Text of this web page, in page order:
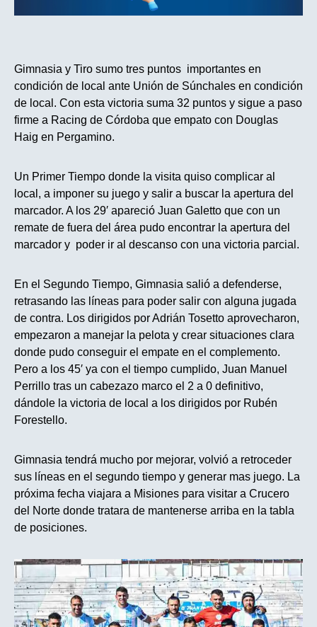
Gimnasia y Tiro sumo tres puntos importantes en
condición de local ante Unión de Súnchales en condición
de local. Con esta victoria suma 32 puntos y sigue a paso
firme a Racing de Córdoba que empato con Douglas
Haig en Pergamino.
Un Primer Tiempo donde la visita quiso complicar al
local, a imponer su juego y salir a buscar la apertura del
marcador. A los 29′ apareció Juan Galetto que con un
remate de fuera del área pudo encontrar la apertura del
marcador y poder ir al descanso con una victoria parcial.
En el Segundo Tiempo, Gimnasia salió a defenderse,
retrasando las líneas para poder salir con alguna jugada
de contra. Los dirigidos por Adrián Tosetto aprovecharon,
empezaron a manejar la pelota y crear situaciones clara
donde pudo conseguir el empate en el complemento.
Pero a los 45′ ya con el tiempo cumplido, Juan Manuel
Perrillo tras un cabezazo marco el 2 a 0 definitivo,
dándole la victoria de local a los dirigidos por Rubén
Forestello.
Gimnasia tendrá mucho por mejorar, volvió a retroceder
sus líneas en el segundo tiempo y generar mas juego. La
próxima fecha viajara a Misiones para visitar a Crucero
del Norte donde tratara de mantenerse arriba en la tabla
de posiciones.